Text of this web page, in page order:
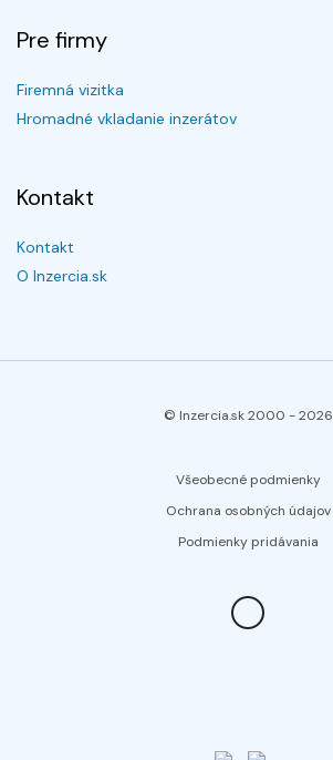
Pre firmy
Firemná vizitka
Hromadné vkladanie inzerátov
Kontakt
Kontakt
O Inzercia.sk
© Inzercia.sk 2000 -2026
Všeobecné podmienky
Ochrana osobných údajov
Podmienky pridávania